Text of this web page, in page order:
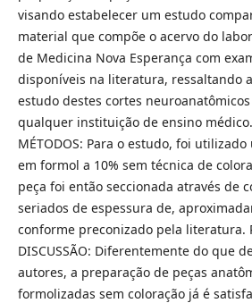
visando estabelecer um estudo
material que compõe o acervo do
de Medicina Nova Esperança com
disponíveis na literatura, ressaltando
estudo destes cortes
qualquer instituição de ensino médico.
MÉTODOS: Para o estudo, foi
em formol a 10% sem técnica de
peça foi então seccionada através de
seriados de espessura de,
conforme preconizado pela literatura.
DISCUSSÃO: Diferentemente do que
autores, a preparação de peças
formolizadas sem coloração já é